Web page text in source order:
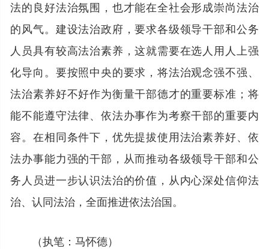
法的良好法治氛围，也才能在全社会形成崇尚法治
的风气。建设法治政府，要求各级领导干部和公务
人员具有较高法治素养，这就需要在选人用人上强
化导向。要按照中央的要求，将法治观念强不强、
法治素养好不好作为衡量干部德才的重要标准；将
能不能遵守法律、依法办事作为考察干部的重要内
容。在相同条件下，优先提拔使用法治素养好、依
法办事能力强的干部，从而推动各级领导干部和公
务人员进一步认识法治的价值，从内心深处信仰法
治、认同法治，全面推进依法治国。
（执笔：马怀德）